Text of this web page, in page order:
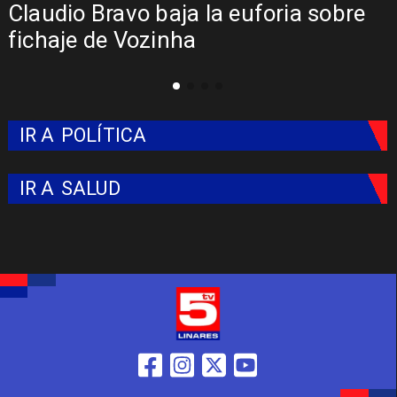
Presentación de Vozinha en Colo
Colo: Fecha, Estadio y Contrato
IR A POLÍTICA
IR A SALUD